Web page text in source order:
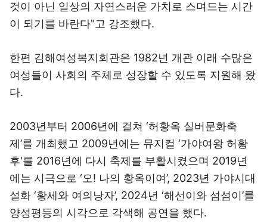
것이 아닌 일상의 자연스러운 가치로 스며드는 시간
이 되기를 바란다"고 강조했다.
한편 김해여성복지회관은 1982년 개관 이래 수많은
여성들이 사회의 주체로 성장할 수 있도록 지원해 왔
다.
2003년부터 2006년에 걸쳐 ‘허황옥 실버문화축
제’를 개최했고 2009년에는 뮤지컬 ‘가야여왕 허황
후'를 2016년에 다시 축제를 부활시켰으며 2019년
에는 시극으로 ‘오! 나의 황옥이여’, 2023년 가야시대
설화 ‘황세와 여의낭자’, 2024년 ‘해선이와 섬섬이’를
양성평등의 시각으로 각색해 공연을 했다.